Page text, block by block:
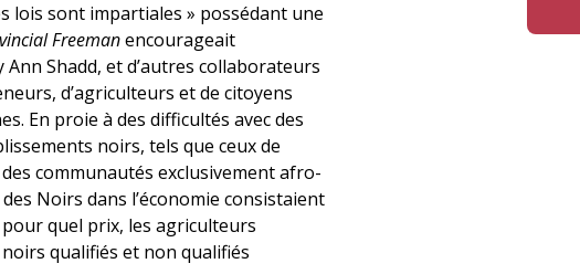
lois sont impartiales » possédant une
Freemanencourageait
Shadd, et d’autres collaborateurs
d’agriculteurs et de citoyens
En proie à des difficultés avec des
noirs, tels que ceux de
communautés exclusivement afro-
Noirs dans l’économie consistaient
quel prix, les agriculteurs
qualifiés et non qualifiés